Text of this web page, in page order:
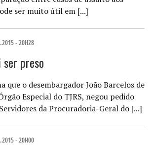
ser muito útil em [...]
- 20H28
preso
que o desembargador João Barcelos de
Especial do TJRS, negou pedido
da Procuradoria-Geral do [...]
- 20H00